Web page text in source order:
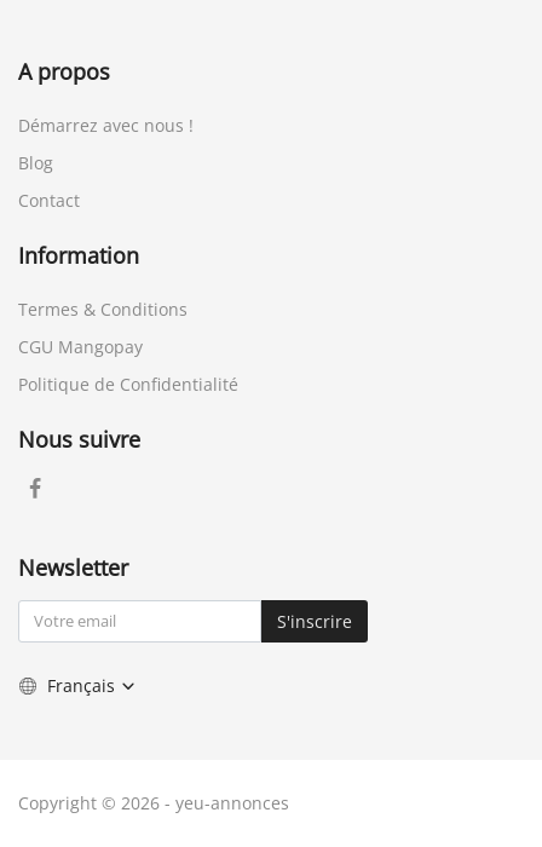
A propos
Démarrez avec nous !
Blog
Contact
Information
Termes & Conditions
CGU Mangopay
Politique de Confidentialité
Nous suivre
Newsletter
S'inscrire
Français
Copyright © 2026 - yeu-annonces